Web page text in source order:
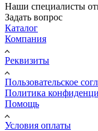
Наши специалисты
Задать вопрос
Каталог
Компания
Реквизиты
Пользовательское
Политика
Помощь
Условия оплаты